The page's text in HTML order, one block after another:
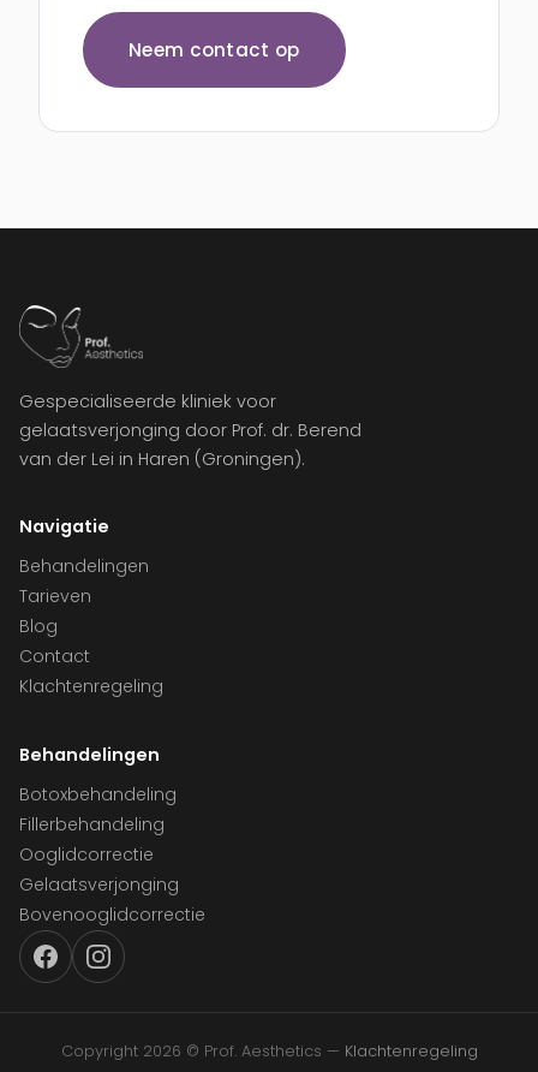
Neem contact op
Gespecialiseerde kliniek voor
gelaatsverjonging door Prof. dr. Berend
van der Lei in Haren (Groningen).
Navigatie
Behandelingen
Tarieven
Blog
Contact
Klachtenregeling
Behandelingen
Botoxbehandeling
Fillerbehandeling
Ooglidcorrectie
Gelaatsverjonging
Bovenooglidcorrectie
Copyright 2026 © Prof. Aesthetics — Klachtenregeling